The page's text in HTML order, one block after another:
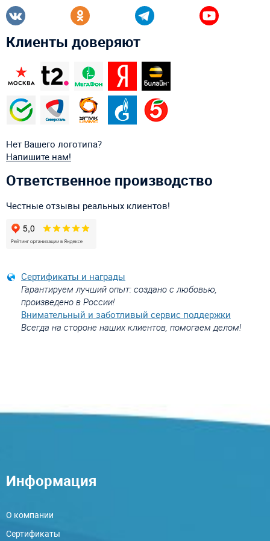
Клиенты доверяют
Нет Вашего логотипа?
Напишите нам!
Ответственное производство
Честные отзывы реальных клиентов!
Сертификаты и награды
Гарантируем лучший опыт: создано с любовью,
произведено в России!
Внимательный и заботливый сервис поддержки
Всегда на стороне наших клиентов, помогаем делом!
Информация
О компании
Сертификаты